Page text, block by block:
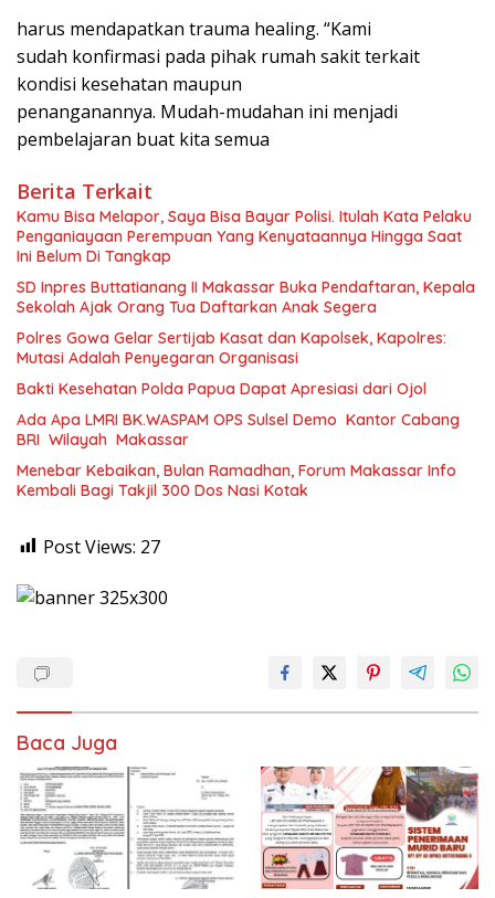
harus mendapatkan trauma healing. “Kami
sudah konfirmasi pada pihak rumah sakit terkait
kondisi kesehatan maupun
penanganannya. Mudah-mudahan ini menjadi
pembelajaran buat kita semua
Berita Terkait
Kamu Bisa Melapor, Saya Bisa Bayar Polisi. Itulah Kata Pelaku
Penganiayaan Perempuan Yang Kenyataannya Hingga Saat
Ini Belum Di Tangkap
SD Inpres Buttatianang II Makassar Buka Pendaftaran, Kepala
Sekolah Ajak Orang Tua Daftarkan Anak Segera
Polres Gowa Gelar Sertijab Kasat dan Kapolsek, Kapolres:
Mutasi Adalah Penyegaran Organisasi
Bakti Kesehatan Polda Papua Dapat Apresiasi dari Ojol
Ada Apa LMRI BK.WASPAM OPS Sulsel Demo Kantor Cabang
BRI Wilayah Makassar
Menebar Kebaikan, Bulan Ramadhan, Forum Makassar Info
Kembali Bagi Takjil 300 Dos Nasi Kotak
Post Views: 27
Baca Juga